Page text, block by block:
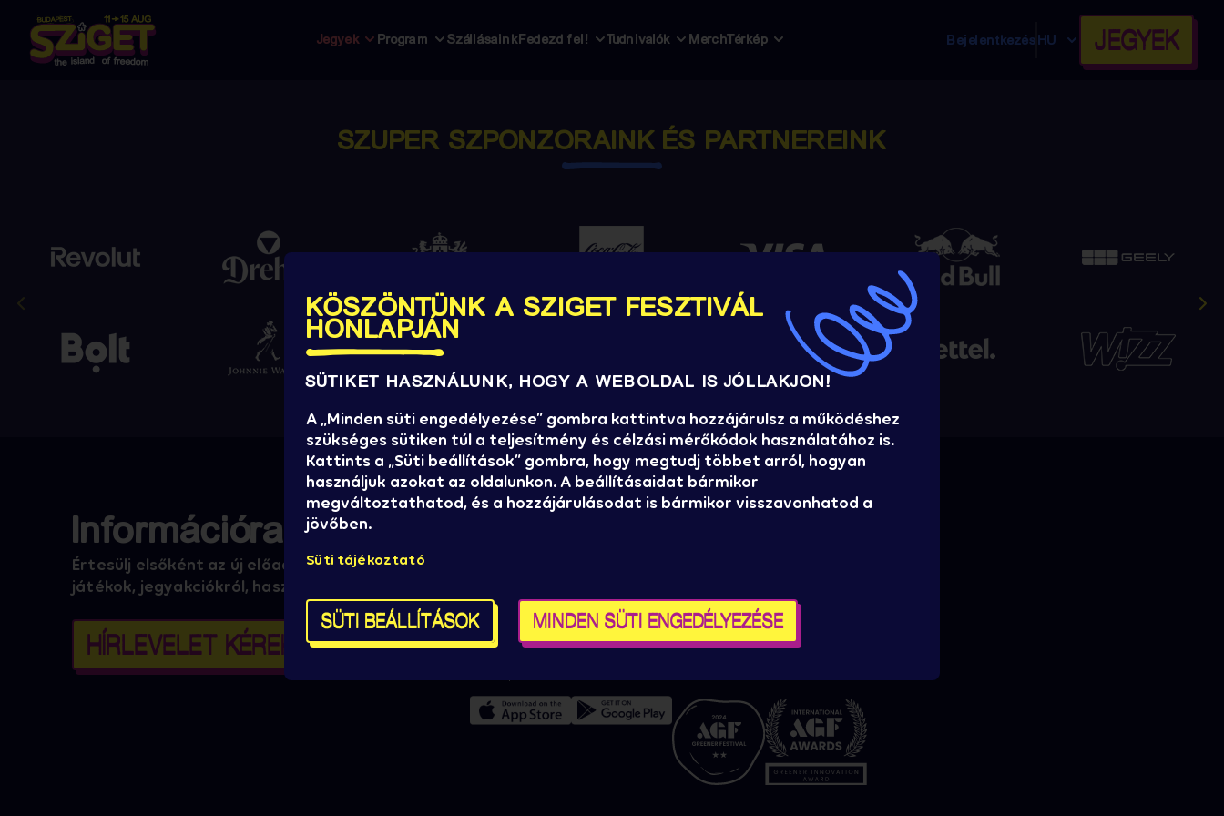
Jegyek Program SzállásainkFedezd fel! Tudnivalók MerchTérkép Bejelentkezés HU JEGYEK
SZUPER SZPONZORAINK ÉS PARTNEREINK
Információra éhezel?
Értesülj elsőként az új előadókról, promóciókról,
játékok, jegyakciókról, hasznos infókról!
HÍRLEVELET KÉREK
Kereskedelmi pályázat
Kapcsolat
Süti beállítások
KÖSZÖNTÜNK A SZIGET FESZTIVÁL
HONLAPJÁN
SÜTIKET HASZNÁLUNK, HOGY A WEBOLDAL IS JÓLLAKJON!
A „Minden süti engedélyezése” gombra kattintva hozzájárulsz a működéshez
szükséges sütiken túl a teljesítmény és célzási mérőkódok használatához is.
Kattints a „Süti beállítások” gombra, hogy megtudj többet arról, hogyan
használjuk azokat az oldalunkon. A beállításaidat bármikor
megváltoztathatod, és a hozzájárulásodat is bármikor visszavonhatod a
jövőben.
Süti tájékoztató
SÜTI BEÁLLÍTÁSOK MINDEN SÜTI ENGEDÉLYEZÉSE